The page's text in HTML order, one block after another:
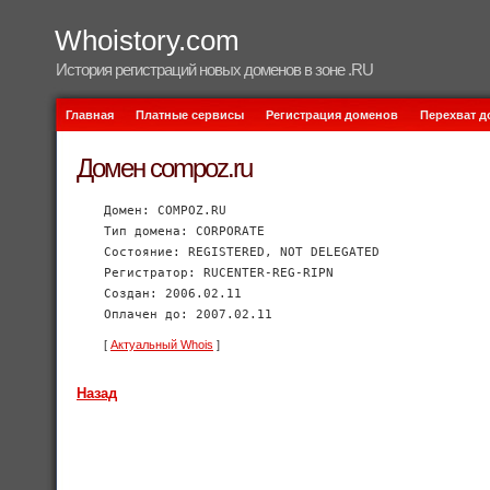
Whoistory.com
История регистраций новых доменов в зоне .RU
Главная Платные сервисы Регистрация доменов Перехват
Домен compoz.ru
Домен: COMPOZ.RU
Тип домена: CORPORATE
Состояние: REGISTERED, NOT DELEGATED
Регистратор: RUCENTER-REG-RIPN
Создан: 2006.02.11
Оплачен до: 2007.02.11
[ Актуальный Whois ]
Назад